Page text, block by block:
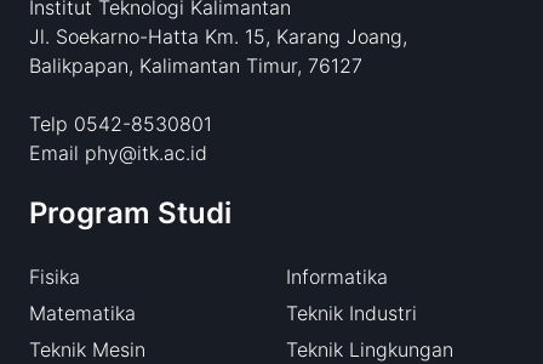
Institut Teknologi Kalimantan
Jl. Soekarno-Hatta Km. 15, Karang Joang,
Balikpapan, Kalimantan Timur, 76127
Telp 0542-8530801
Email phy@itk.ac.id
Program Studi
Fisika
Matematika
Teknik Mesin
Informatika
Teknik Industri
Teknik Lingkungan